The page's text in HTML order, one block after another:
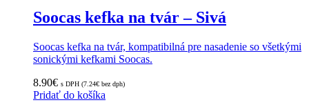
Soocas kefka na tvár – Sivá
Soocas kefka na tvár, kompatibilná pre nasadenie so všetkými
sonickými kefkami Soocas.
8.90€ s DPH (7.24€ bez dph)
Pridať do košíka